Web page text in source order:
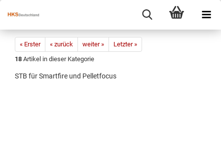
« Erster « zurück weiter »
Letzter »
18 Artikel in dieser Kategorie
STB für Smartfire und Pelletfocus